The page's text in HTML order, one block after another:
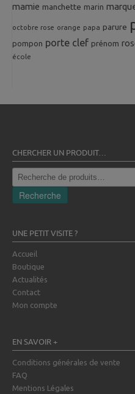
mamie manchette marin
octobre rose orange papa parure
pompon porte clef prénom
école
CHERCHER UN PRODUIT…
Recherche
pour :
Recherche
UNE PETIT VISITE ?
Accueil
Boutique
Actualités
Contact
Mon compte
EN SAVOIR +
Conditions générales de vente
FAQ
Mentions Légales